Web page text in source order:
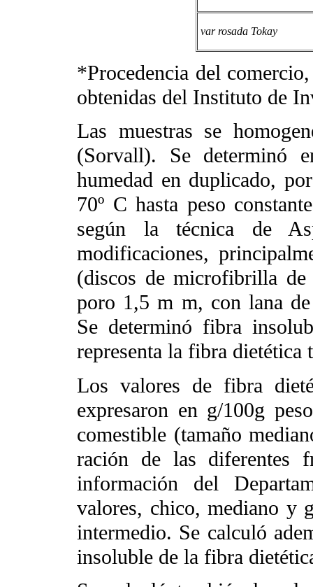
var rosada Tokay
*Procedencia del
obtenidas del Instituto de
Las muestras se
(Sorvall). Se determinó
humedad en duplicado,
70º C hasta peso
según la técnica de
modificaciones,
(discos de microfibrilla
poro 1,5 m m, con lana
Se determinó fibra
representa la fibra dietética
Los valores de fibra
expresaron en g/100g
comestible (tamaño
ración de las diferentes
información del
valores, chico, mediano y
intermedio. Se calculó
insoluble de la fibra